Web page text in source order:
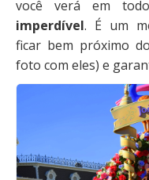
você verá em
imperdível. É um
ficar bem próximo
foto com eles) e